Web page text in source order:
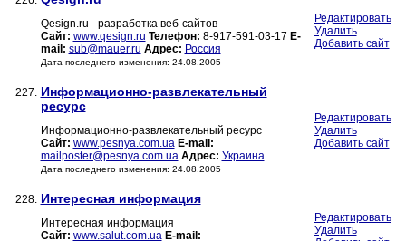
Qesign.ru - разработка веб-сайтов
Сайт: www.qesign.ru Телефон: 8-917-591-03-17 E-
mail: sub@mauer.ru Адрес: Россия
Дата последнего изменения: 24.08.2005
Редактировать
Удалить
Добавить сайт
227. Информационно-развлекательный
ресурс
Информационно-развлекательный ресурс
Сайт: www.pesnya.com.ua E-mail:
mailposter@pesnya.com.ua Адрес: Украина
Дата последнего изменения: 24.08.2005
Редактировать
Удалить
Добавить сайт
228. Интересная информация
Интересная информация
Сайт: www.salut.com.ua E-mail:
Редактировать
Удалить